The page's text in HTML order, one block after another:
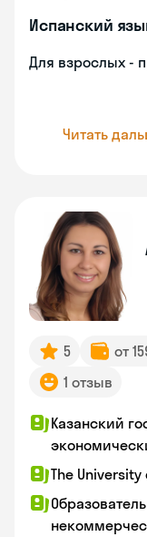
Испанский
Для взрослых -
Читать
5 от
1 отзыв
Казанский
The University